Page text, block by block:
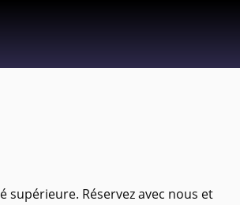
Réservez avec nous et